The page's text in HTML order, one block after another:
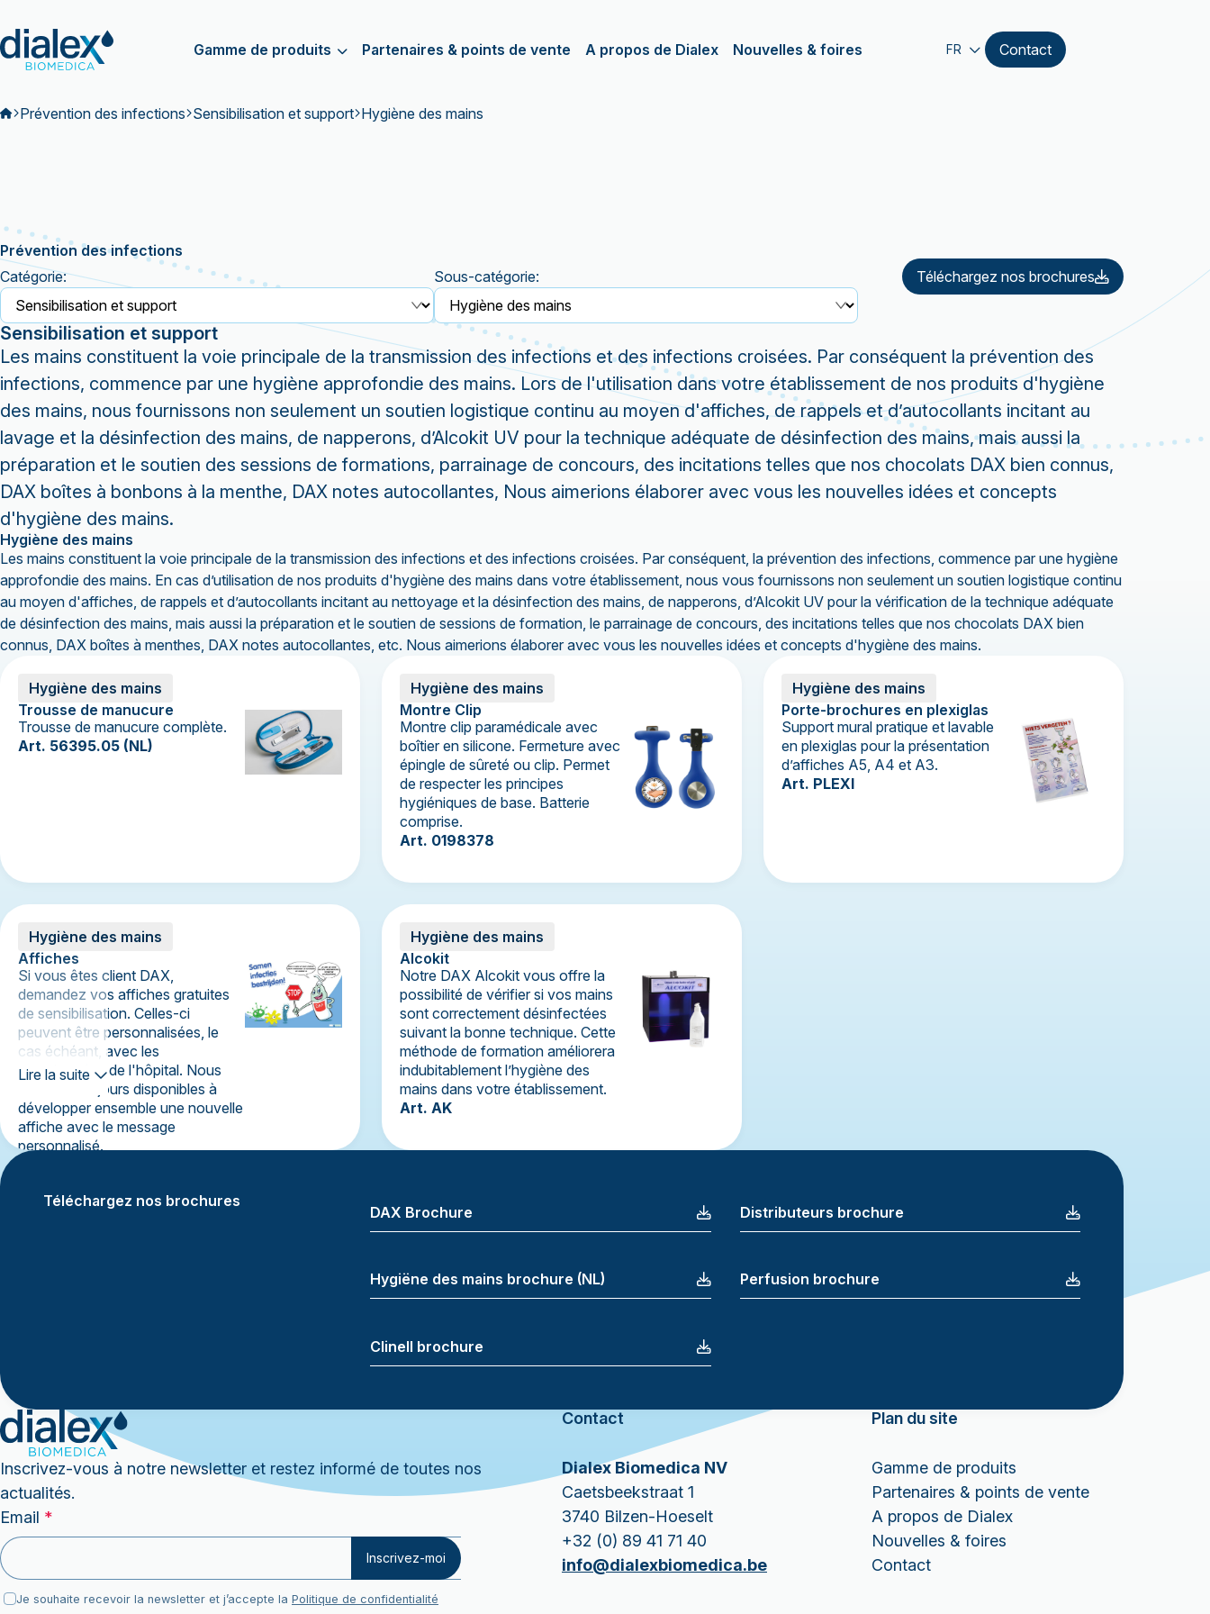
Gamme de produits Partenaires & points de vente A propos de Dialex Nouvelles & foires FR Contact
Prévention des infections Sensibilisation et support Hygiène des mains
Prévention des infections
Catégorie:
Sous-catégorie: Téléchargez nos brochures
Sensibilisation et support
Les mains constituent la voie principale de la transmission des infections et des infections croisées. Par conséquent la prévention des
infections, commence par une hygiène approfondie des mains. Lors de l'utilisation dans votre établissement de nos produits d'hygiène
des mains, nous fournissons non seulement un soutien logistique continu au moyen d'affiches, de rappels et d’autocollants incitant au
lavage et la désinfection des mains, de napperons, d’Alcokit UV pour la technique adéquate de désinfection des mains, mais aussi la
préparation et le soutien des sessions de formations, parrainage de concours, des incitations telles que nos chocolats DAX bien connus,
DAX boîtes à bonbons à la menthe, DAX notes autocollantes, Nous aimerions élaborer avec vous les nouvelles idées et concepts
d'hygiène des mains.
Hygiène des mains
Les mains constituent la voie principale de la transmission des infections et des infections croisées. Par conséquent, la prévention des infections, commence par une hygiène
approfondie des mains. En cas d’utilisation de nos produits d'hygiène des mains dans votre établissement, nous vous fournissons non seulement un soutien logistique continu
au moyen d'affiches, de rappels et d’autocollants incitant au nettoyage et la désinfection des mains, de napperons, d’Alcokit UV pour la vérification de la technique adéquate
de désinfection des mains, mais aussi la préparation et le soutien de sessions de formation, le parrainage de concours, des incitations telles que nos chocolats DAX bien
connus, DAX boîtes à menthes, DAX notes autocollantes, etc. Nous aimerions élaborer avec vous les nouvelles idées et concepts d'hygiène des mains.
Hygiène des mains
Trousse de manucure
Trousse de manucure complète.
Art. 56395.05 (NL)
Hygiène des mains
Montre Clip
Montre clip paramédicale avec
boîtier en silicone. Fermeture avec
épingle de sûreté ou clip. Permet
de respecter les principes
hygiéniques de base. Batterie
comprise.
Art. 0198378
Hygiène des mains
Porte-brochures en plexiglas
Support mural pratique et lavable
en plexiglas pour la présentation
d’affiches A5, A4 et A3.
Art. PLEXI
Hygiène des mains
Affiches
Si vous êtes client DAX,
demandez vos affiches gratuites
de sensibilisation. Celles-ci
peuvent être personnalisées, le
cas échéant, avec les
coordonnées de l'hôpital. Nous
sommes toujours disponibles à
développer ensemble une nouvelle
affiche avec le message
personnalisé.
Lire la suite
Hygiène des mains
Alcokit
Notre DAX Alcokit vous offre la
possibilité de vérifier si vos mains
sont correctement désinfectées
suivant la bonne technique. Cette
méthode de formation améliorera
indubitablement l’hygiène des
mains dans votre établissement.
Art. AK
Téléchargez nos brochures
DAX Brochure Distributeurs brochure
Hygiëne des mains brochure (NL) Perfusion brochure
Clinell brochure
Inscrivez-vous à notre newsletter et restez informé de toutes nos
actualités.
RGPD
RGPD
Email
Email *
Je souhaite recevoir la newsletter et j’accepte la Politique de confidentialité
Inscrivez-moi
Contact
Dialex Biomedica NV
Caetsbeekstraat 1
3740 Bilzen-Hoeselt
+32 (0) 89 41 71 40
info@dialexbiomedica.be
Plan du site
Gamme de produits
Partenaires & points de vente
A propos de Dialex
Nouvelles & foires
Contact